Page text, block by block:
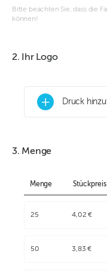
Bitte beachten Sie, dass die
können!
2. Ihr Logo
+ Druck
3. Menge
Menge Stückpreis
25 4,02 €
50 3,83 €